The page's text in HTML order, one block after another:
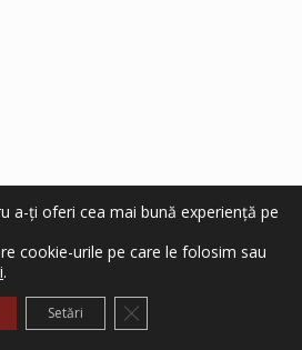
a-ți oferi cea mai bună experiență pe
cookie-urile pe care le folosim sau
.
Setări Close GDPR Cookie